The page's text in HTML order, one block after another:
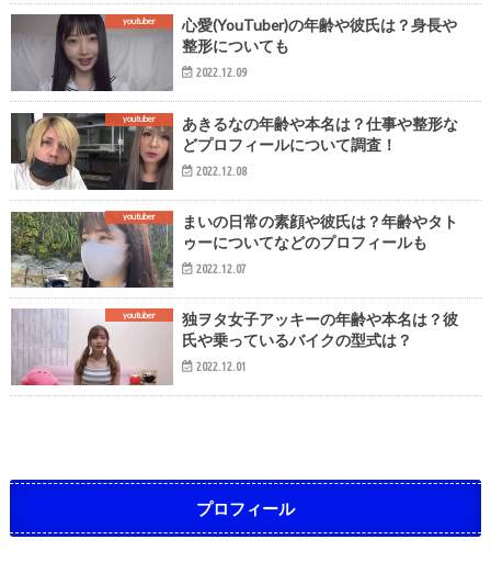
youtuber
心愛(YouTuber)の年齢や彼氏は？身長や
整形についても
2022.12.09
youtuber
あきるなの年齢や本名は？仕事や整形な
どプロフィールについて調査！
2022.12.08
youtuber
まいの日常の素顔や彼氏は？年齢やタト
ゥーについてなどのプロフィールも
2022.12.07
youtuber
独ヲタ女子アッキーの年齢や本名は？彼
氏や乗っているバイクの型式は？
2022.12.01
プロフィール